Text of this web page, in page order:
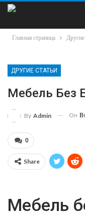
Главная страница Другие
ДРУГИЕ СТАТЬИ
Мебель Без
By Admin On
0
Share
Мебель